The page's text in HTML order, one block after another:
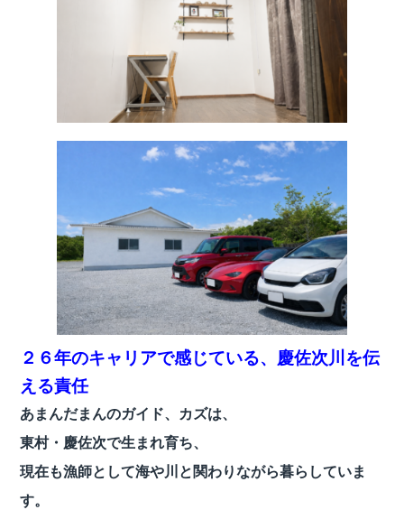
２６年のキャリアで感じている、慶佐次川を伝
える責任
あまんだまんのガイド、カズは、
東村・慶佐次で生まれ育ち、
現在も漁師として海や川と関わりながら暮らしていま
す。